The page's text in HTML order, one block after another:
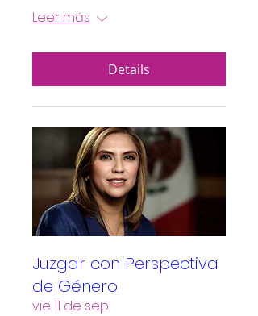
Leer más
Details
Juzgar con Perspectiva
de Género
vie 11 de sep